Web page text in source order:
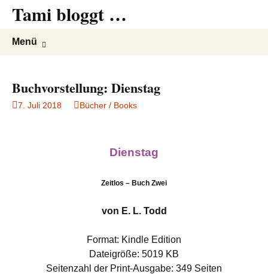
Tami bloggt …
Menü
Buchvorstellung: Dienstag
7. Juli 2018 Bücher / Books
Dienstag
Zeitlos – Buch Zwei
von E. L. Todd
Format: Kindle Edition
Dateigröße: 5019 KB
Seitenzahl der Print-Ausgabe: 349 Seiten